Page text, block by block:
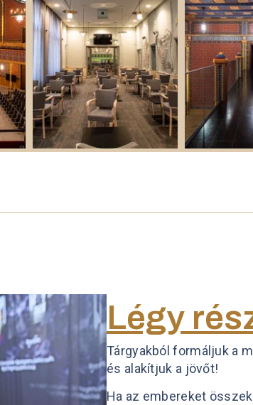
Légy
Tárgyakból formáljuk a
és alakítjuk a jövőt!
Ha az embereket